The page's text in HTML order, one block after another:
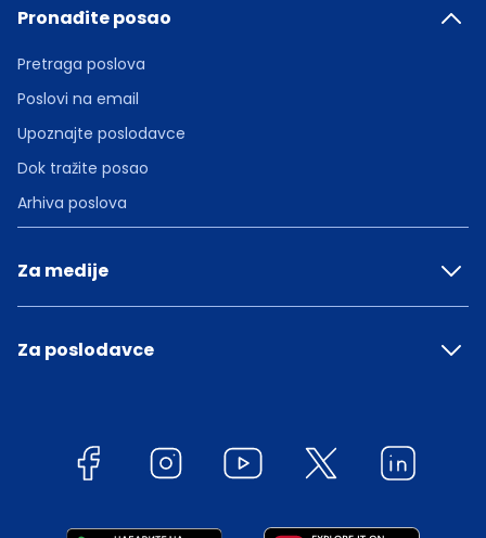
Pronađite posao
Pretraga poslova
Poslovi na email
Upoznajte poslodavce
Dok tražite posao
Arhiva poslova
Za medije
Za poslodavce